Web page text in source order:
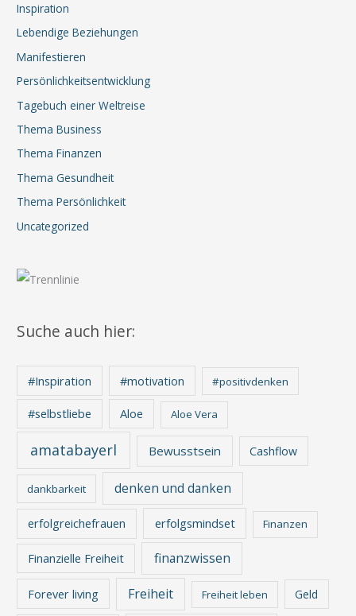
Inspiration
Lebendige Beziehungen
Manifestieren
Persönlichkeitsentwicklung
Tagebuch einer Weltreise
Thema Business
Thema Finanzen
Thema Gesundheit
Thema Persönlichkeit
Uncategorized
Suche auch hier:
#Inspiration #motivation #positivdenken
#selbstliebe Aloe Aloe Vera
amatabayerl Bewusstsein Cashflow
dankbarkeit denken und danken
erfolgreichefrauen erfolgsmindset Finanzen
Finanzielle Freiheit finanzwissen
Forever living Freiheit Freiheit leben Geld